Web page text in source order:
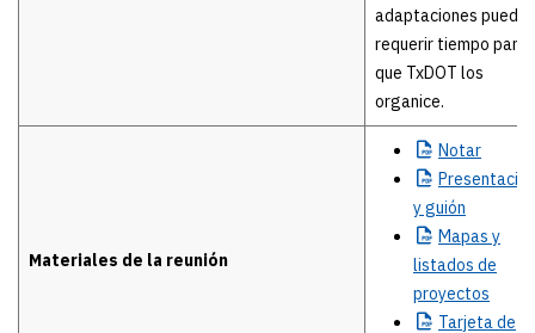
adaptaciones pueden
requerir tiempo para
que TxDOT los
organice.
Materiales de la reunión
Notar
Presentación
y guión
Mapas y
listados de
proyectos
Tarjetade